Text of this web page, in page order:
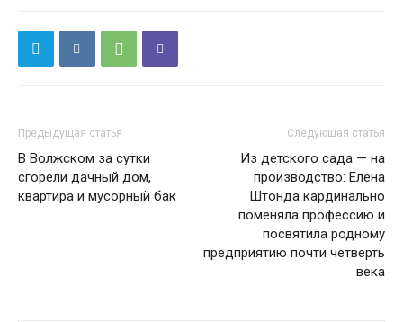
Предыдущая статья
В Волжском за сутки
сгорели дачный дом,
квартира и мусорный бак
Следующая статья
Из детского сада — на
производство: Елена
Штонда кардинально
поменяла профессию и
посвятила родному
предприятию почти четверть
века